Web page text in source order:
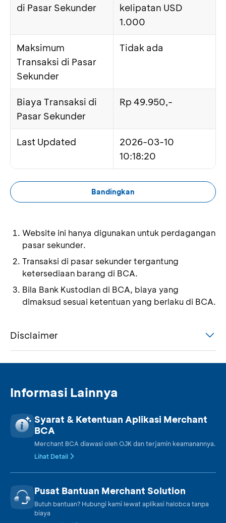
di Pasar Sekunder
kelipatan USD
1.000
Maksimum
Transaksi di Pasar
Sekunder
Tidak ada
Biaya Transaksi di
Pasar Sekunder
Rp 49.950,-
Last Updated
2026-03-10
10:18:20
Bandingkan
Website ini hanya digunakan untuk perdagangan
pasar sekunder.
Transaksi di pasar sekunder tergantung
ketersediaan barang di BCA.
Bila Bank Kustodian di BCA, biaya yang
dimaksud sesuai ketentuan yang berlaku di BCA.
Disclaimer
Informasi Lainnya
Syarat & Ketentuan Aplikasi Merchant
BCA
Merchant BCA diawasi oleh OJK dan terjamin keamanannya.
Lihat Detail
Pusat Bantuan Merchant Solution
Butuh bantuan? Hubungi kami lewat aplikasi halobca tanpa
biaya